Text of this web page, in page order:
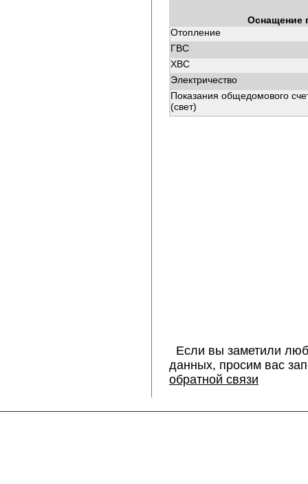
Оснащение
Отопление
ГВС
ХВС
Электричество
Показания общедомового
(свет)
Если вы заметили
данных, просим вас
обратной связи